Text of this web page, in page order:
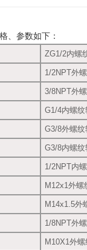
、参数如下：
ZG1/2内螺
1/2NPT外
3/8NPT外
G1/4内螺
G3/8外螺
G3/8内螺
1/2NPT内
M12x1外螺
M14x1.5外
1/8NPT外
M10X1外